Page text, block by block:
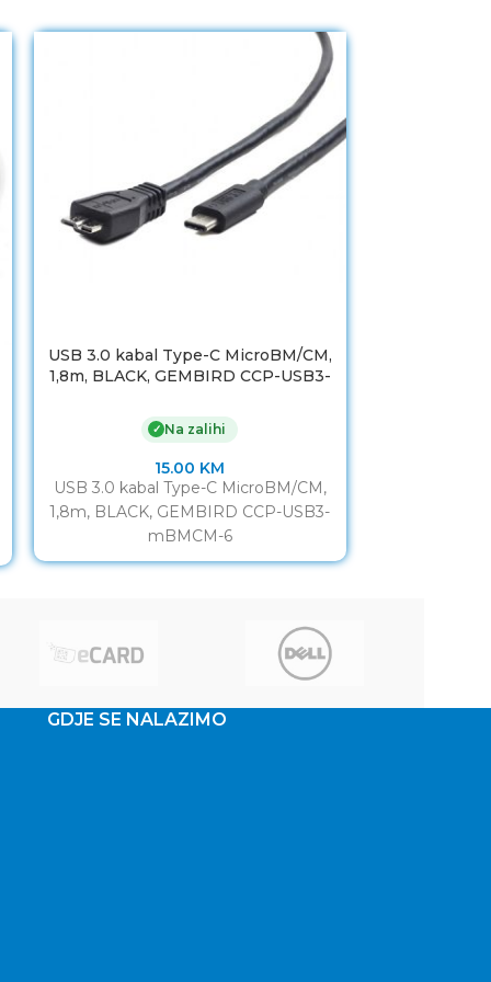
USB 3.0 kabal Type-C MicroBM/CM,
1,8m, BLACK, GEMBIRD CCP-USB3-
✓ Na zalihi
15.00 KM
USB 3.0 kabal Type-C MicroBM/CM,
1,8m, BLACK, GEMBIRD CCP-USB3-
mBMCM-6
GDJE SE NALAZIMO